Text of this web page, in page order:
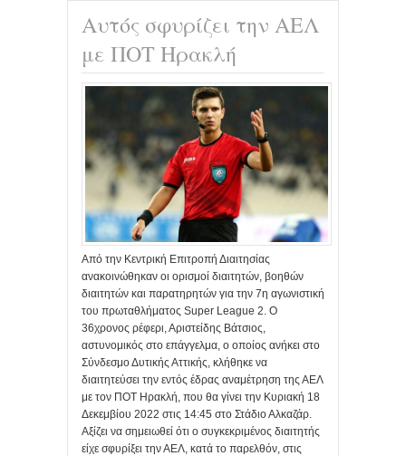
Αυτός σφυρίζει την ΑΕΛ
με ΠΟΤ Ηρακλή
Από την Κεντρική Επιτροπή Διαιτησίας
ανακοινώθηκαν οι ορισμοί διαιτητών, βοηθών
διαιτητών και παρατηρητών για την 7η αγωνιστική
του πρωταθλήματος Super League 2. Ο
36χρονος ρέφερι, Αριστείδης Βάτσιος,
αστυνομικός στο επάγγελμα, ο οποίος ανήκει στο
Σύνδεσμο Δυτικής Αττικής, κλήθηκε να
διαιτητεύσει την εντός έδρας αναμέτρηση της ΑΕΛ
με τον ΠΟΤ Ηρακλή, που θα γίνει την Κυριακή 18
Δεκεμβίου 2022 στις 14:45 στο Στάδιο Αλκαζάρ.
Αξίζει να σημειωθεί ότι ο συγκεκριμένος διαιτητής
είχε σφυρίξει την ΑΕΛ, κατά το παρελθόν, στις